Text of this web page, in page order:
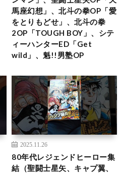
馬座幻想」、北斗の拳OP「愛
をとりもどせ」、北斗の拳
2OP「TOUGH BOY」、シテ
ィーハンターED「Get
wild」、魁!!男塾OP
2025.11.26
80年代レジェンドヒーロー集
結（聖闘士星矢、キャプ翼、